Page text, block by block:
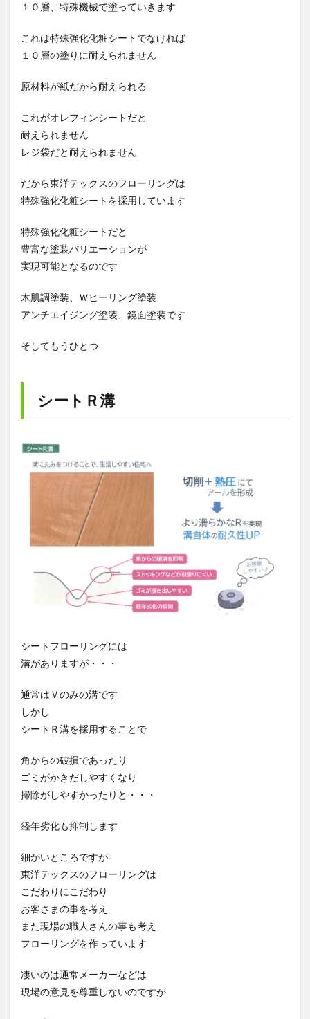
１０層、特殊機械で塗っていきます
これは特殊強化化粧シートでなければ
１０層の塗りに耐えられません
原材料が紙だから耐えられる
これがオレフィンシートだと
耐えられません
レジ袋だと耐えられません
だから東洋テックスのフローリングは
特殊強化化粧シートを採用しています
特殊強化化粧シートだと
豊富な塗装バリエーションが
実現可能となるのです
木肌調塗装、Ｗヒーリング塗装
アンチエイジング塗装、鏡面塗装です
そしてもうひとつ
シートＲ溝
シートフローリングには
溝がありますが・・・
通常はＶのみの溝です
しかし
シートＲ溝を採用することで
角からの破損であったり
ゴミがかきだしやすくなり
掃除がしやすかったりと・・・
経年劣化も抑制します
細かいところですが
東洋テックスのフローリングは
こだわりにこだわり
お客さまの事を考え
また現場の職人さんの事も考え
フローリングを作っています
凄いのは通常メーカーなどは
現場の意見を尊重しないのですが